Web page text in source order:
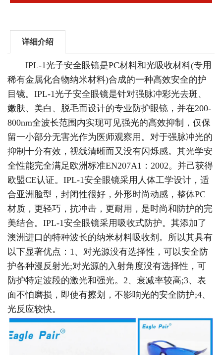
详细介绍
IPL-1光子安全眼镜是PC材料和光吸收材料(专用
稀有金属化合物纳米材料)合成的一种高效安全的护
目镜。IPL-1光子安全眼镜是针对强脉冲彩光去斑、
嫩肤、美白、脱毛而设计的专业防护眼镜，并在200-
800nm全波长范围内实现可见强光的高效抑制，仅保
留一小部分无害光作为医师观察用。对于强脉冲光的
抑制十分有效，视线清晰而又没有闪烁感。其光学安
全性能完全满足欧洲标准EN207A1：2002。并己获得
欧盟CE认证。IPL-1安全眼镜采用人体工学设计，适
合亚洲脸型，封闭性很好，外形时尚动感，整体PC
材质，更轻巧，抗冲击，更耐用，是时尚和防护的完
美结合。IPL-1安全眼镜采用吸收式防护。其添加了
澳洲进口的特种波长的纳米材料吸收剂。所以其具有
以下显著优点：1、对光源没有选择性，可以安全防
护各种漫反射光;对光源的入射角度没有选择性，可
防护特定波段的激光和强光。2、衰减率较高;3、表
面不怕磨损，即使有擦划，不影响光的安全防护;4、
光反应较快。